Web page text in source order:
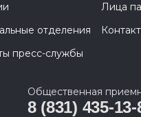
Лица
отделения
пресс-службы
Общественная
8 (831) 435-13-